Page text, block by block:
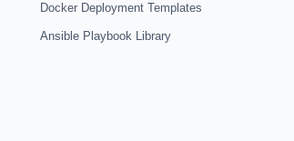
Docker Deployment Templates
Ansible Playbook Library